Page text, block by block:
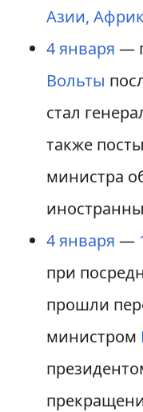
Азии,
4 января —
Вольты
стал
также
министра
4 января —
при
прошли
министром